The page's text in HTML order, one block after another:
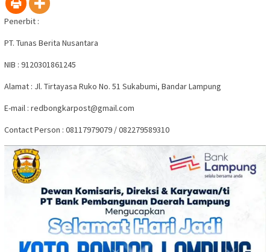
Penerbit :
PT. Tunas Berita Nusantara
NIB : 9120301861245
Alamat : Jl. Tirtayasa Ruko No. 51 Sukabumi, Bandar Lampung
E-mail : redbongkarpost@gmail.com
Contact Person : 08117979079 / 082279589310